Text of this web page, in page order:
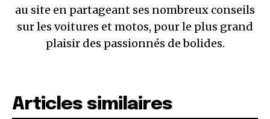
au site en partageant ses nombreux conseils
sur les voitures et motos, pour le plus grand
plaisir des passionnés de bolides.
Articles similaires